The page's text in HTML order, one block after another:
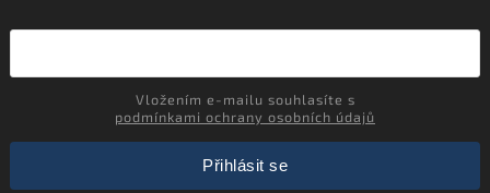
podmínkami ochrany osobních údajů
Přihlásit se